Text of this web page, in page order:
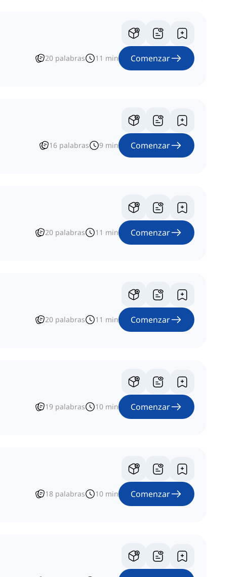
20 palabras 11 min Comenzar
16 palabras 9 min Comenzar
20 palabras 11 min Comenzar
20 palabras 11 min Comenzar
19 palabras 10 min Comenzar
18 palabras 10 min Comenzar